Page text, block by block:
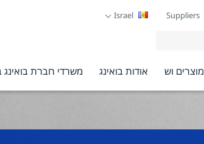
Suppliers
Israel
מוצרים וש אודות בואינג משרדי חברת בואינג